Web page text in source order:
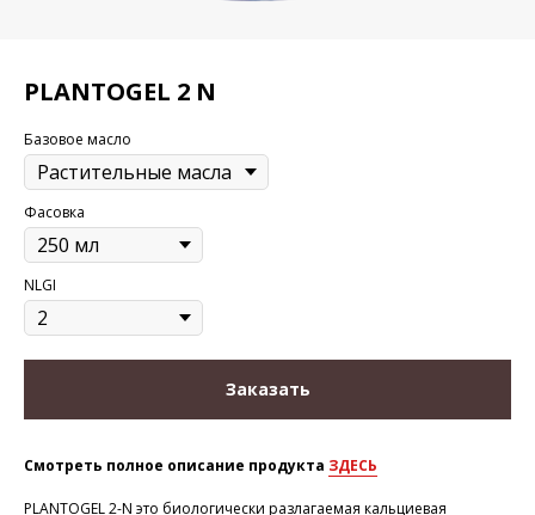
PLANTOGEL 2 N
Базовое масло
Фасовка
NLGI
Заказать
Смотреть полное описание продукта ЗДЕСЬ
PLANTOGEL 2-N это биологически разлагаемая кальциевая